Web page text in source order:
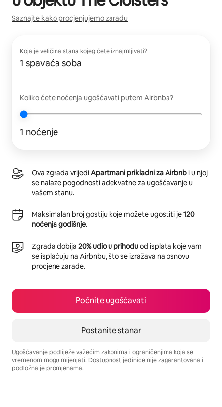
Saznajte kako procjenjujemo zaradu
Koja je veličina stana kojeg ćete iznajmljivati?
1 spavaća soba
Koliko ćete noćenja ugošćavati putem Airbnba?
1 noćenje
Ova zgrada vrijediApartmani prikladni za Airbnb i u njoj
se nalaze pogodnosti adekvatne za ugošćavanje u
vašem stanu.
Maksimalan broj gostiju koje možete ugostiti je120
noćenja godišnje.
Zgrada dobija 20% udio u prihoduod isplata koje vam
se isplaćuju na Airbnbu, što se izražava na osnovu
procjene zarade.
Počnite ugošćavati
Postanite stanar
Ugošćavanje podliježe važećim zakonima i ograničenjima koja se
vremenom mogu mijenjati. Dostupnost jedinice nije zagarantovana i
podložna je promjenama.